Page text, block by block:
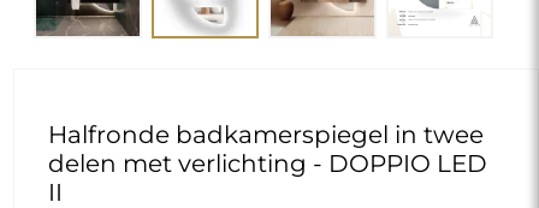
Halfronde badkamerspiegel in twee
delen met verlichting - DOPPIO LED
II